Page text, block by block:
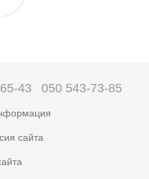
43 050 543-73-85
сайта